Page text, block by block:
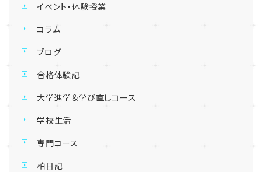
イベント・体験授業
コラム
ブログ
合格体験記
大学進学＆学び直しコース
学校生活
専門コース
柏日記